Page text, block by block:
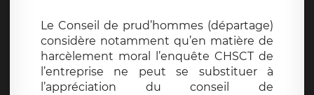
Le Conseil de prud’hommes (départage)
considère notamment qu’en matière de
harcèlement moral l’enquête CHSCT de
l’entreprise ne peut se substituer à
l’appréciation du conseil de